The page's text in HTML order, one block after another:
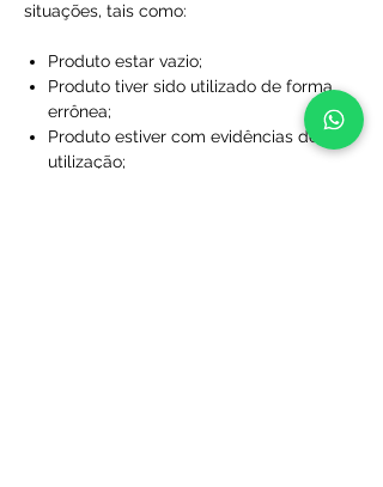
situações, tais como:
Produto estar vazio;
Produto tiver sido utilizado de forma
errônea;
Produto estiver com evidências de
utilização;